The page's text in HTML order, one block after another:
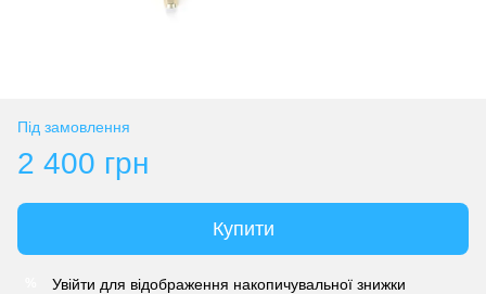
Під замовлення
2 400 грн
Купити
Увійти для відображення накопичувальної знижки